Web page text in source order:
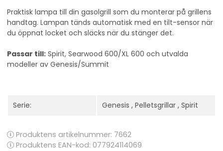
Praktisk lampa till din gasolgrill som du monterar på grillens
handtag. Lampan tänds automatisk med en tilt-sensor när
du öppnat locket och släcks när du stänger det.
Passar till: Spirit, Searwood 600/XL 600 och utvalda
modeller av Genesis/Summit
Serie: Genesis , Pelletsgrillar , Spirit
Produktens artikelnummer: 7662
Produktens EAN-kod: 077924114069